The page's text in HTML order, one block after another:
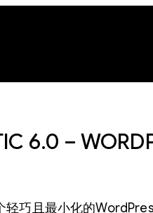
6.0 –
巧且最小化的